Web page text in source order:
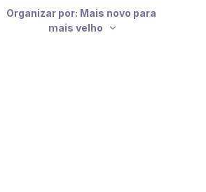
Organizar por: Mais novo para
mais velho